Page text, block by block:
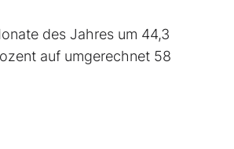
des Jahres um 44,3
auf umgerechnet 58